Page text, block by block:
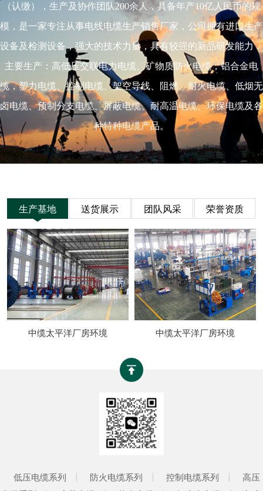
（认缴），生产及协作团队200余人，具备年产10亿人民币的规
模，是一家专注从事电线电缆生产销售厂家，公司拥有进口生产
设备及检测设备，强大的技术力量，具有较强的新品研发能力，
主要生产：高低压交联电力电缆、矿物质防火电缆，铝合金电
缆，塑力电缆、控制电缆、架空导线、阻燃、耐火电缆、低烟无
卤电缆、预制分支电缆、屏蔽电缆、耐高温电缆、环保电缆及各
种特种电缆产品。
生产基地 送货展示 团队风采 荣誉资质
中缆太平洋厂房环境 中缆太平洋厂房环境
低压电缆系列 防火电缆系列 控制电缆系列
高压